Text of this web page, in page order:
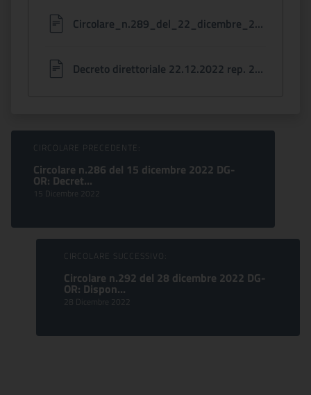
Circolare_n.289_del_22_dicembre_2022_DG-OR.pdf
Decreto direttoriale 22.12.2022 rep. 2329_Ulteriori avviamenti_CPI VENETO e TRENTO-signed-signed.pdf
Sfoglia comunicati
CIRCOLARE PRECEDENTE:
Circolare n.286 del 15 dicembre 2022 DG-
OR: Decret...
15 Dicembre 2022
CIRCOLARE SUCCESSIVO:
Circolare n.292 del 28 dicembre 2022 DG-
OR: Dispon...
28 Dicembre 2022